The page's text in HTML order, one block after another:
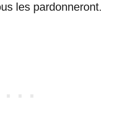
les pardonneront.